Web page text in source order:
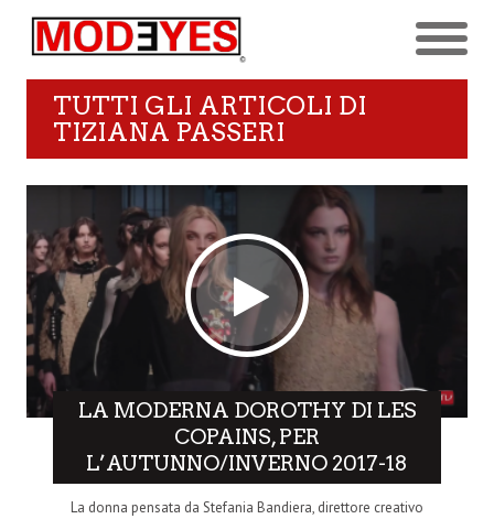
TUTTI GLI ARTICOLI DI
TIZIANA PASSERI
LA MODERNA DOROTHY DI LES
COPAINS, PER
L’AUTUNNO/INVERNO 2017-18
La donna pensata da Stefania Bandiera, direttore creativo